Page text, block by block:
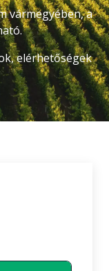
vármegyében, a
elérhetőségek